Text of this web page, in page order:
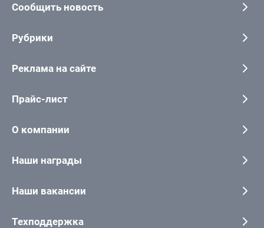
Сообщить новость
Рубрики
Реклама на сайте
Прайс-лист
О компании
Наши награды
Наши вакансии
Техподдержка